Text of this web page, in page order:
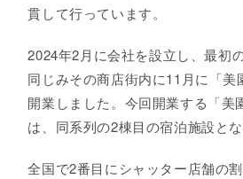
貫して行っています。
2024年2月に会社を設立し、最初
同じみその商店街内に11月に「美
開業しました。今回開業する「美
は、同系列の2棟目の宿泊施設とな
全国で2番目にシャッター店舗の